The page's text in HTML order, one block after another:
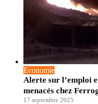
Economie
Alerte sur l’emploi
menacés chez
17 septembre 2025